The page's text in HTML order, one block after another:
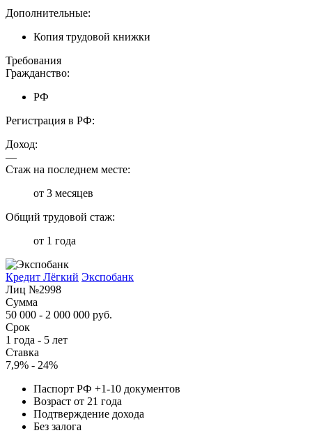
Дополнительные:
Копия трудовой книжки
Требования
Гражданство:
РФ
Регистрация в РФ:
Доход:
—
Стаж на последнем месте:
от 3 месяцев
Общий трудовой стаж:
от 1 года
Кредит Лёгкий Экспобанк
Лиц №2998
Сумма
50 000 - 2 000 000 руб.
Срок
1 года - 5 лет
Ставка
7,9% - 24%
Паспорт РФ +1-10 документов
Возраст от 21 года
Подтверждение дохода
Без залога